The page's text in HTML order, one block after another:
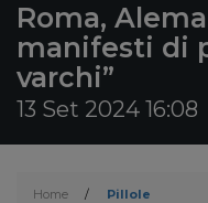
Roma,
manifesti di
varchi”
13 Set 2024 16:08
Home / Pillole